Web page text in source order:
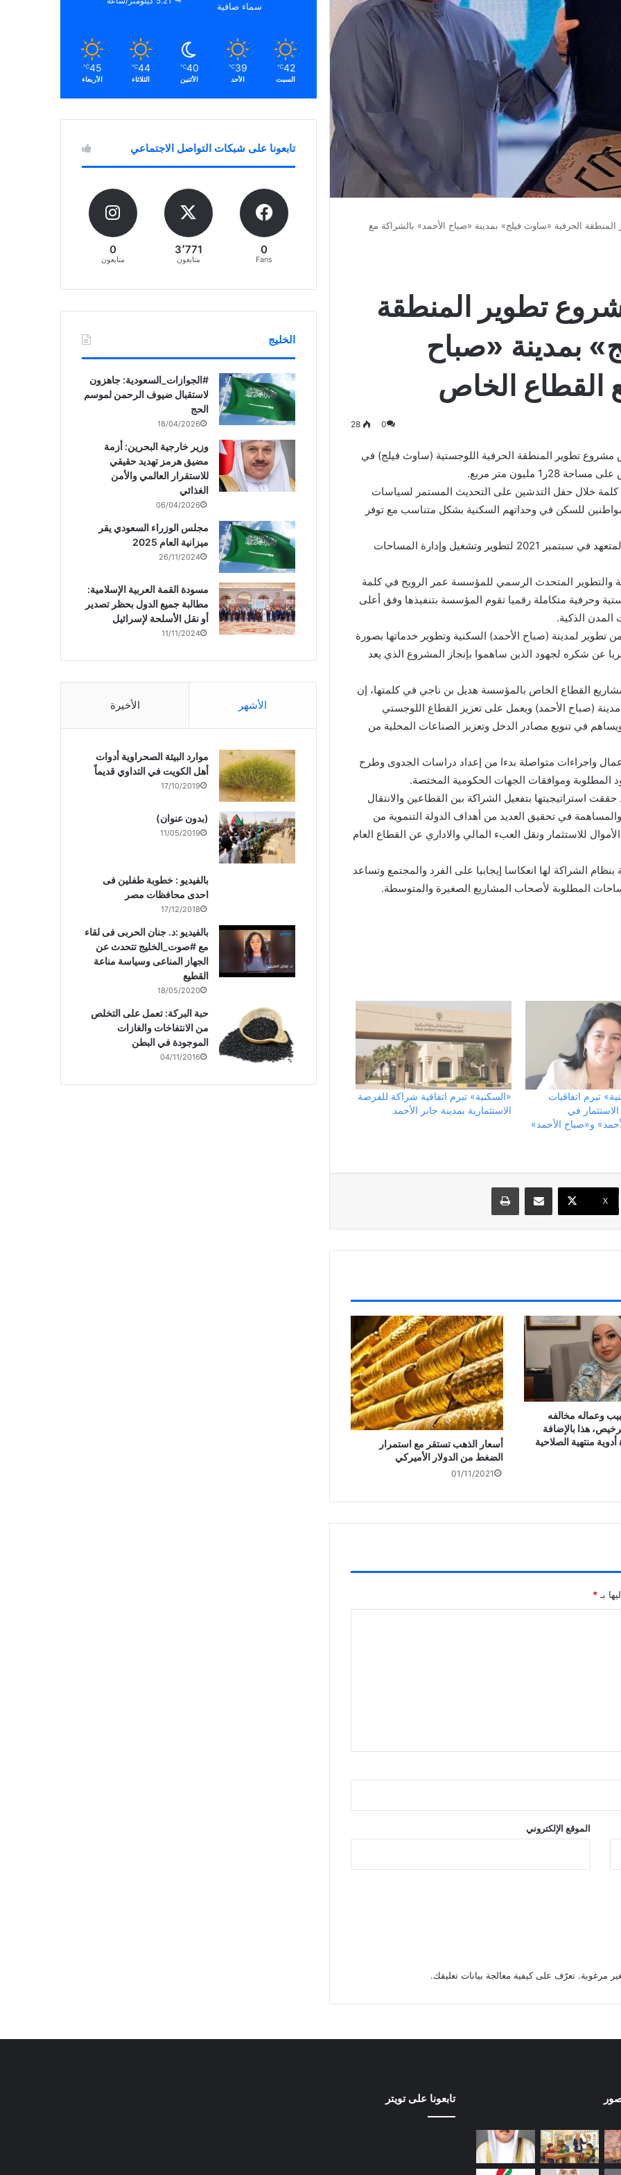
الحرفية «ساوث فيلج» بمدينة «صباح الأحمد» بالشراكة مع
تطوير المنطقة
بمدينة «صباح
القطاع الخاص
0
28
مشروع تطوير المنطقة الحرفية اللوجستية (ساوث فيلج) في
مليون متر مربع.
كلمة خلال حفل التدشين على التحديث المستمر لسياسات
للسكن في وحداتهم السكنية بشكل متناسب مع توفر
وأضاف العنزي أن المؤسسة وقعت عقد المشروع مع المتعهد في سبتمبر 2021 لتطوير وتشغيل وإدارة المساحات
والتطوير المتحدث الرسمي للمؤسسة عمر الرويح في كلمة
وحرفية متكاملة رقميا تقوم المؤسسة بتنفيذها وفق أعلى
المدن الذكية.
تطوير لمدينة (صباح الأحمد) السكنية وتطوير خدماتها بصورة
عن شكره لجهود الذين ساهموا بإنجاز المشروع الذي يعد
القطاع الخاص بالمؤسسة هديل بن ناجي في كلمتها، إن
(صباح الأحمد) ويعمل على تعزيز القطاع اللوجستي
بما يتماشى مع أهداف (كويت جديدة 2035) ويساهم في تنويع مصادر الدخل وتعزيز الصناعات المحلية من
واجراءات متواصلة بدءا من إعداد دراسات الجدوى وطرح
المطلوبة وموافقات الجهات الحكومية المختصة.
استراتيجيتها بتفعيل الشراكة بين القطاعين والانتقال
في تحقيق العديد من أهداف الدولة التنموية من
للاستثمار ونقل العبء المالي والاداري عن القطاع العام
الشراكة لها انعكاسا إيجابيا على الفرد والمجتمع وتساعد
المطلوبة لأصحاب المشاريع الصغيرة والمتوسطة.
تبرم اتفاقيات
في
و«صباح الأحمد»
«السكنية» تبرم اتفاقية شراكة للفرصة
الاستثمارية بمدينة جابر الأحمد
X
مشاركة عبر البريد طباعة
وعماله مخالفه
هذا بالإضافة
منتهية الصلاحية
أسعار الذهب تستقر مع استمرار
الضغط من الدولار الأميركي
01/11/2021
بـ *
الموقع الإلكتروني
تعرّف على كيفية معالجة بيانات تعليقك.
سماء صافية
42
℃
السبت
39
℃
الأحد
40
℃
الأثنين
44
℃
الثلاثاء
45
℃
الأربعاء
تابعونا على شبكات التواصل الاجتماعي
0
Fans
3٬771
متابعون
0
متابعون
الخليج
‏‎#الجوازات_السعودية: جاهزون
لاستقبال ضيوف الرحمن لموسم
الحج
18/04/2026
وزير خارجية البحرين: أزمة
مضيق هرمز تهديد حقيقي
للاستقرار العالمي والأمن
الغذائي
06/04/2026
مجلس الوزراء السعودي يقر
ميزانية العام 2025
26/11/2024
مسودة القمة العربية الإسلامية:
مطالبة جميع الدول بحظر تصدير
أو نقل الأسلحة لإسرائيل
11/11/2024
الأشهر الأخيرة
موارد البيئة الصحراوية أدوات
أهل الكويت في التداوي قديماً
17/10/2019
(بدون عنوان)
11/05/2019
بالفيديو : خطوبة طفلين فى
احدى محافظات مصر
17/12/2018
بالفيديو :د. جنان الحربى فى لقاء
مع #صوت_الخليج تتحدث عن
الجهاز المناعى وسياسة مناعة
القطيع
18/05/2020
حبة البركة: تعمل على التخلص
من الانتفاخات والغازات
الموجودة في البطن
04/11/2016
تابعونا على تويتر